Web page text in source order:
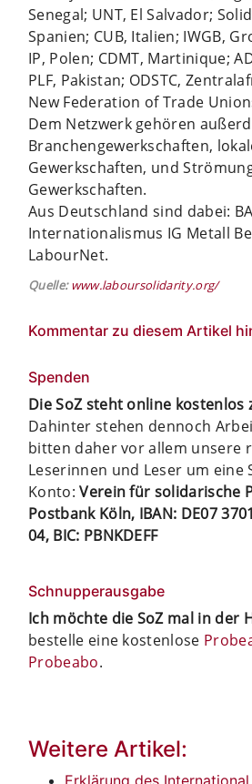
Senegal; UNT, El Salvador;
Spanien; CUB, Italien; IWGB,
IP, Polen; CDMT, Martinique;
PLF, Pakistan; ODSTC,
New Federation of Trade
Dem Netzwerk gehören
Branchengewerkschaften,
Gewerkschaften, und
Gewerkschaften.
Aus Deutschland sind dabei:
Internationalismus IG Metall
LabourNet.
Quelle: www.laboursolidarity.org/
Kommentar zu diesem Artikel
Spenden
Die SoZ steht online kostenlos
Dahinter stehen dennoch
bitten daher vor allem unsere
Leserinnen und Leser um eine
Konto:Verein für solidarische
Postbank Köln, IBAN: DE07
04, BIC: PBNKDEFF
Schnupperausgabe
Ich möchte die SoZ mal in der
bestelle eine kostenlose
Probeabo.
Weitere Artikel:
Erklärung des